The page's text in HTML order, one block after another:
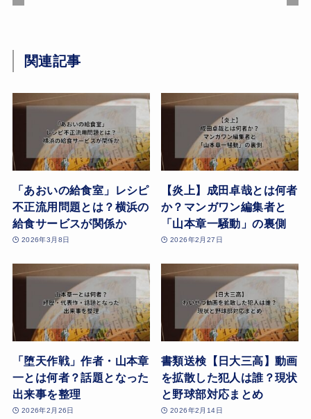
関連記事
「あおいの給食室」レシピ
不正流用問題とは？横浜の
給食サービスが関係か
2026年3月8日
【炎上】成田卓哉とは何者
か？マンガワン編集者と
「山本章一騒動」の裏側
2026年2月27日
「堕天作戦」作者・山本章
一とは何者？話題となった
出来事を整理
2026年2月26日
書類送検【日大三高】動画
を拡散した犯人は誰？現状
と野球部対応まとめ
2026年2月14日